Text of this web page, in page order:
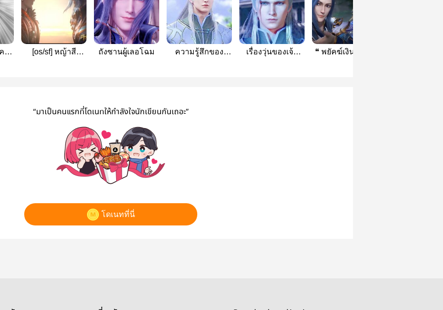
น
[os/sf]​ หญ้าสี
ถังซานผู้เลอโฉม
ความรู้สึกของ
เรื่องวุ่นของเจ้า
❝ พยัคฆ์เงินคราม
“มาเป็นคนแรกที่โดเนทให้กำลังใจนักเขียนกันเถอะ”
โดเนทที่นี่